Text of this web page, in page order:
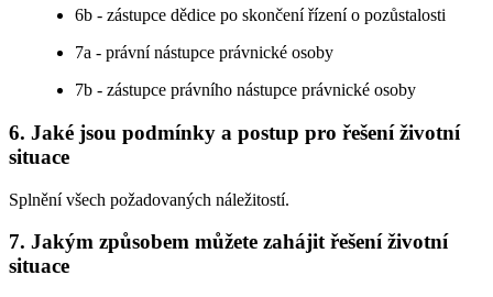
6b - zástupce dědice po skončení řízení o pozůstalosti
7a - právní nástupce právnické osoby
7b - zástupce právního nástupce právnické osoby
6. Jaké jsou podmínky a postup pro řešení životní
situace
Splnění všech požadovaných náležitostí.
7. Jakým způsobem můžete zahájit řešení životní
situace